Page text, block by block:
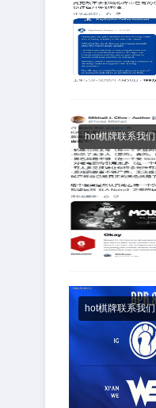
hot棋牌联系我们
hot棋牌联系我们